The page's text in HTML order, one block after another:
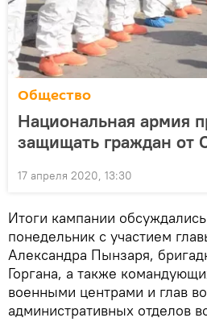
Общество
Национальная армия
защищать граждан от
17 апреля 2020, 13:30
Итоги кампании
понедельник с участием
Александра Пынзаря,
Горгана, а также
военными центрами и глав
административных отделов